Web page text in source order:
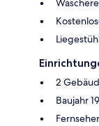
2
Baujahr